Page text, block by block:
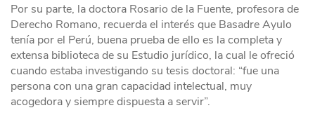
Por su parte, la doctora Rosario de la Fuente, profesora de
Derecho Romano, recuerda el interés que Basadre Ayulo
tenía por el Perú, buena prueba de ello es la completa y
extensa biblioteca de su Estudio jurídico, la cual le ofreció
cuando estaba investigando su tesis doctoral: “fue una
persona con una gran capacidad intelectual, muy
acogedora y siempre dispuesta a servir”.